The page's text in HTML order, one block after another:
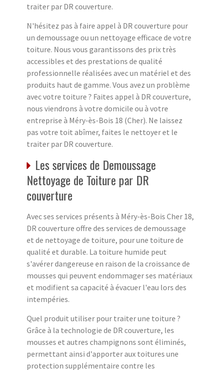
traiter par DR couverture.
N'hésitez pas à faire appel à DR couverture pour
un demoussage ou un nettoyage efficace de votre
toiture. Nous vous garantissons des prix très
accessibles et des prestations de qualité
professionnelle réalisées avec un matériel et des
produits haut de gamme. Vous avez un problème
avec votre toiture ? Faites appel à DR couverture,
nous viendrons à votre domicile ou à votre
entreprise à Méry-ès-Bois 18 (Cher). Ne laissez
pas votre toit abîmer, faites le nettoyer et le
traiter par DR couverture.
Les services de Demoussage
Nettoyage de Toiture par DR
couverture
Avec ses services présents à Méry-ès-Bois Cher 18,
DR couverture offre des services de demoussage
et de nettoyage de toiture, pour une toiture de
qualité et durable. La toiture humide peut
s'avérer dangereuse en raison de la croissance de
mousses qui peuvent endommager ses matériaux
et modifient sa capacité à évacuer l'eau lors des
intempéries.
Quel produit utiliser pour traiter une toiture ?
Grâce à la technologie de DR couverture, les
mousses et autres champignons sont éliminés,
permettant ainsi d'apporter aux toitures une
protection supplémentaire contre les